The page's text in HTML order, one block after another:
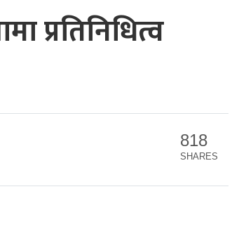
प्रतिनिधित्व
818
SHARES